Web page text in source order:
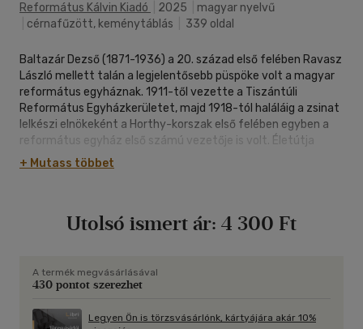
Református Kálvin Kiadó 2025
magyar nyelvű
cérnafűzött, keménytáblás 339 oldal
Baltazár Dezső (1871-1936) a 20. század első felében Ravasz
László mellett talán a legjelentősebb püspöke volt a magyar
református egyháznak. 1911-től vezette a Tiszántúli
Református Egyházkerületet, majd 1918-tól haláláig a zsinat
lelkészi elnökeként a Horthy-korszak első felében egyben a
református egyház első számú vezetője is volt. Életútja
mégis elsősorban a politika és egyház kapcsolata felől
értelmezve hordoz tanulságokat.
felsőház tagja volt, emellett élete során aktívan politizált
kacérkodott a szociáldemokráciával, Tisza István
konzervatív liberalizmusával és a legitimizmus eszméjével is.
filoszemitizmus képviselete és a politikai katolicizmus elleni
+ Mutass többet
Utolsó ismert ár: 4 300 Ft
A termék megvásárlásával
430 pontot szerezhet
Legyen Ön is törzsvásárlónk, kártyájára akár 10%